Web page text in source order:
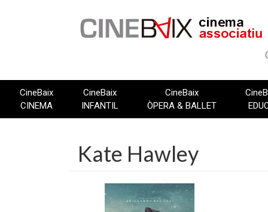
CineBaix
CINEMA
CineBaix
INFANTIL
CineBaix
ÒPERA & BALLET
Kate Hawley